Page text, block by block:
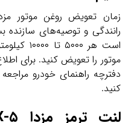
رانندگی و توصیه‌های سازنده
موتور را تعویض کنید. برای
دفترچه راهنمای خودرو
کنید.